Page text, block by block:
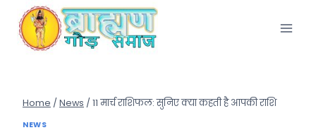
content
Home / News / 11 मार्च राशिफल: सुनिए क्या कहती है आपकी राशि
NEWS